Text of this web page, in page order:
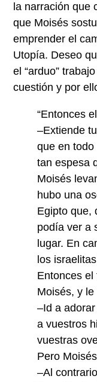
la narración que
que Moisés
emprender el
Utopía. Deseo
el “arduo”
cuestión y por
“Entonces
–Extiende
que en
tan espesa
Moisés
hubo una
Egipto que,
podía ver a
lugar. En
los
Entonces
Moisés, y le
–Id a
a vuestros
vuestras
Pero
–Al